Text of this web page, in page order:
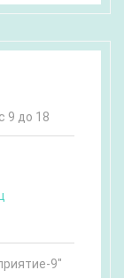
9 до 18
9"